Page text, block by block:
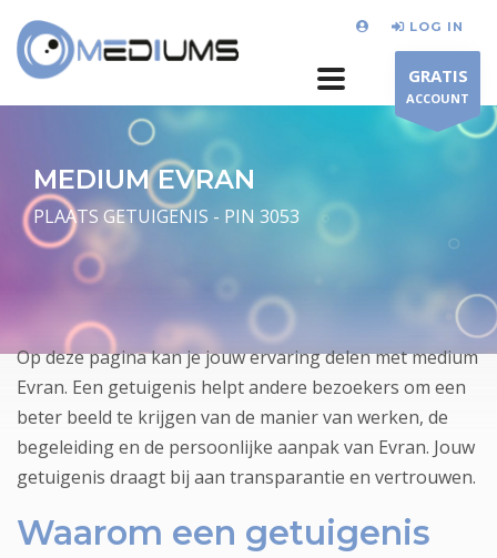
LOG IN
GRATIS
ACCOUNT
MEDIUM EVRAN
PLAATS GETUIGENIS - PIN 3053
Op deze pagina kan je jouw ervaring delen met medium
Evran. Een getuigenis helpt andere bezoekers om een
beter beeld te krijgen van de manier van werken, de
begeleiding en de persoonlijke aanpak van Evran. Jouw
getuigenis draagt bij aan transparantie en vertrouwen.
Waarom een getuigenis